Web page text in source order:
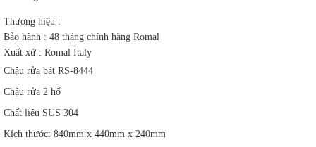
Thương hiệu :
Bảo hành : 48 tháng chính hãng Romal
Xuất xứ : Romal Italy
Chậu rửa bát RS-8444
Chậu rửa 2 hố
Chất liệu SUS 304
Kích thước: 840mm x 440mm x 240mm